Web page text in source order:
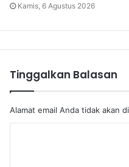
Kamis, 6 Agustus 2026
Tinggalkan Balasan
Alamat email Anda tidak akan